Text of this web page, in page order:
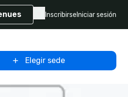
Inscribirse Iniciar sesión
Elegir sede